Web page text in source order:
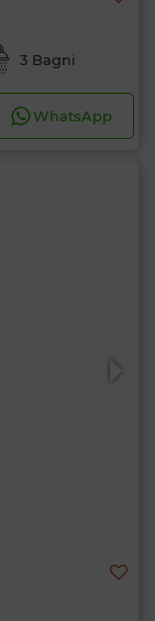
3 Bagni
WhatsApp